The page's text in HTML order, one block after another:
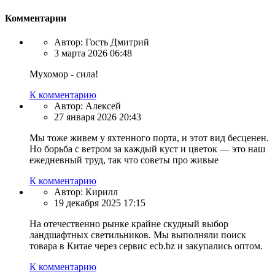
Комментарии
Автор: Гость Дмитрий
3 марта 2026 06:48
Мухомор - сила!
К комментарию
Автор: Алексей
27 января 2026 20:43
Мы тоже живем у яхтенного порта, и этот вид бесценен.
Но борьба с ветром за каждый куст и цветок — это наш
ежедневный труд, так что советы про живые
К комментарию
Автор: Кирилл
19 декабря 2025 17:15
На отечественно рынке крайне скудный выбор
ландшафтных светильников. Мы выполняли поиск
товара в Китае через сервис ecb.bz и закупались оптом.
К комментарию